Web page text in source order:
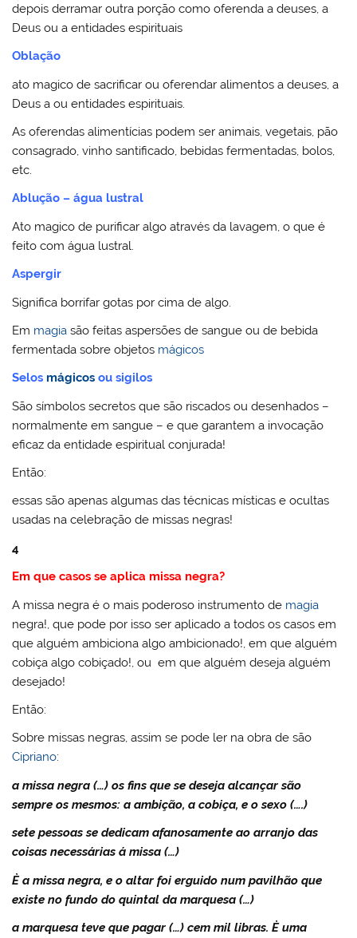
depois derramar outra porção como oferenda a deuses, a
Deus ou a entidades espirituais
Oblação
ato magico de sacrificar ou oferendar alimentos a deuses, a
Deus a ou entidades espirituais.
As oferendas alimentícias podem ser animais, vegetais, pão
consagrado, vinho santificado, bebidas fermentadas, bolos,
etc.
Ablução – água lustral
Ato magico de purificar algo através da lavagem, o que é
feito com água lustral.
Aspergir
Significa borrifar gotas por cima de algo.
Em magia são feitas aspersões de sangue ou de bebida
fermentada sobre objetos mágicos
Selos mágicos ou sigilos
São símbolos secretos que são riscados ou desenhados –
normalmente em sangue – e que garantem a invocação
eficaz da entidade espiritual conjurada!
Então:
essas são apenas algumas das técnicas místicas e ocultas
usadas na celebração de missas negras!
4
Em que casos se aplica missa negra?
A missa negra é o mais poderoso instrumento de magia
negra!, que pode por isso ser aplicado a todos os casos em
que alguém ambiciona algo ambicionado!, em que alguém
cobiça algo cobiçado!, ou em que alguém deseja alguém
desejado!
Então:
Sobre missas negras, assim se pode ler na obra de são
Cipriano:
a missa negra (…) os fins que se deseja alcançar são
sempre os mesmos: a ambição, a cobiça, e o sexo (….)
sete pessoas se dedicam afanosamente ao arranjo das
coisas necessárias á missa (…)
È a missa negra, e o altar foi erguido num pavilhão que
existe no fundo do quintal da marquesa (…)
a marquesa teve que pagar (…) cem mil libras. È uma